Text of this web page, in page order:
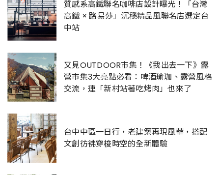
質感系高鐵聯名咖啡店設計曝光！「台灣
高鐵 × 路易莎」沉穩精品風聯名店選定台
中站
又見OUTDOOR市集！《我出去一下》露
營市集3大亮點必看：啤酒瑜珈、露營風格
交流，連「新村站著吃烤肉」也來了
台中中區一日行，老建築再現風華，搭配
文創彷彿穿梭時空的全新體驗